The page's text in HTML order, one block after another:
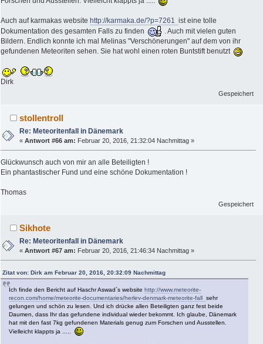
Auch auf karmakas website http://karmaka.de/?p=7261 ist eine tolle
Dokumentation des gesamten Falls zu finden
. Auch mit vielen guten
Bildern. Endlich konnte ich mal Melinas "Verschönerungen" auf dem von ihr
gefundenen Meteoriten sehen. Sie hat wohl einen roten Buntstift benutzt
Dirk
Gespeichert
stollentroll
Re: Meteoritenfall in Dänemark
«Antwort #66 am: Februar 20, 2016, 21:32:04 Nachmittag »
Glückwunsch auch von mir an alle Beteiligten !
Ein phantastischer Fund und eine schöne Dokumentation !
Thomas
Gespeichert
Sikhote
Re: Meteoritenfall in Dänemark
«Antwort #67 am: Februar 20, 2016, 21:46:34 Nachmittag »
Zitat von: Dirk am Februar 20, 2016, 20:32:09 Nachmittag
Ich finde den Bericht auf Haschr Aswad`s website http://www.meteorite-
recon.com/home/meteorite-documentaries/herlev-denmark-meteorite-fall sehr
gelungen und schön zu lesen. Und ich drücke allen Beteiligten ganz fest beide
Daumen, dass Ihr das gefundene individual wieder bekommt. Ich glaube, Dänemark
hat mit den fast 7kg gefundenen Materials genug zum Forschen und Ausstellen.
Vielleicht klappts ja .....